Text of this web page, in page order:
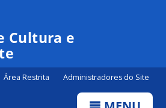
Cultura e
Área Restrita Administradores do Site